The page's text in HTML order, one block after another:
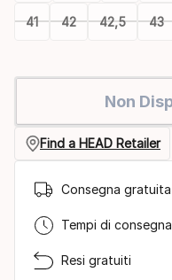
41 42 42,5 43
select
misura
Non
Find a HEAD Retailer
Consegna
Tempi di
Resi gratuiti